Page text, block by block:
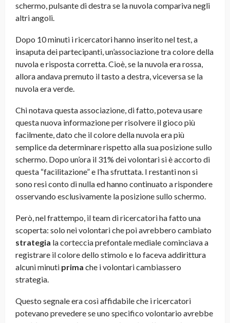
schermo, pulsante di destra se la nuvola compariva negli
altri angoli.
Dopo 10 minuti i ricercatori hanno inserito nel test, a
insaputa dei partecipanti, un’associazione tra colore della
nuvola e risposta corretta. Cioè, se la nuvola era rossa,
allora andava premuto il tasto a destra, viceversa se la
nuvola era verde.
Chi notava questa associazione, di fatto, poteva usare
questa nuova informazione per risolvere il gioco più
facilmente, dato che il colore della nuvola era più
semplice da determinare rispetto alla sua posizione sullo
schermo. Dopo un’ora il 31% dei volontari si è accorto di
questa “facilitazione” e l’ha sfruttata. I restanti non si
sono resi conto di nulla ed hanno continuato a rispondere
osservando esclusivamente la posizione sullo schermo.
Però, nel frattempo, il team di ricercatori ha fatto una
scoperta: solo nei volontari che poi avrebbero cambiato
strategia la corteccia prefontale mediale cominciava a
registrare il colore dello stimolo e lo faceva addirittura
alcuni minuti prima che i volontari cambiassero
strategia.
Questo segnale era così affidabile che i ricercatori
potevano prevedere se uno specifico volontario avrebbe